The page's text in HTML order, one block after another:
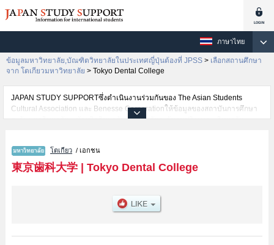
ภาษาไทย
ข้อมูลมหาวิทยาลัย,บัณฑิตวิทยาลัยในประเทศญี่ปุ่นต้องที่ JPSS > เลือกสถานศึกษา
จาก โตเกียวมหาวิทยาลัย > Tokyo Dental College
JAPAN STUDY SUPPORTซึ่งดำเนินงานร่วมกันของ The Asian Students
Cultural Association และ Benesse Corporationให้ข้อมูลของสถาบันการศึกษา
ระดับมหาวิทยาลัย・บัณฑิตวิทยาลัย・วิทยาลัยระดับอนุปริญญา・วิทยาลัย
ต่างชาติเช่นข้อมูลของแต่ละคณะ,ข้อมูลการสอบคัดเลือกเข้าศึกษาเช่นจำนวนคน
ที่รับสมัครหรือจำนวนคนที่ผ่านการสอบคัดเลือกเป็นต้น,แนะนำสถานที่,การเดิน
ทางเป็นต้นไว้ด้วยดังนั้นขอเชิญใช้บริการค้นหาข้อมูลตามอัธยาศัย
โตเกียว / เอกชน
東京歯科大学| Tokyo Dental College